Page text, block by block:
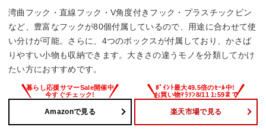
湾曲フック・直線フック・V角度付きフック・プラスチックビン
など、豊富なフックが80個付属しているので、用途に合わせて使
い分けが可能。さらに、4つのボックスが付属しており、かさば
りやすい小物も収納できます。大きさの違うモノを分類してかけ
たい方におすすめです。
Amazonで見る 楽天市場で見る